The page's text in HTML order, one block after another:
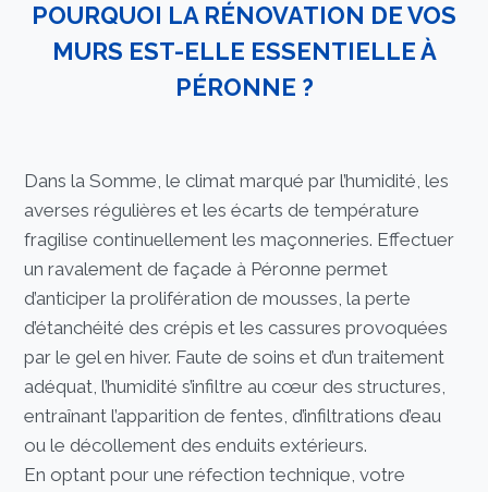
POURQUOI LA RÉNOVATION DE VOS
MURS EST-ELLE ESSENTIELLE À
PÉRONNE ?
Dans la Somme, le climat marqué par l’humidité, les
averses régulières et les écarts de température
fragilise continuellement les maçonneries. Effectuer
un ravalement de façade à Péronne permet
d’anticiper la prolifération de mousses, la perte
d’étanchéité des crépis et les cassures provoquées
par le gel en hiver. Faute de soins et d’un traitement
adéquat, l’humidité s’infiltre au cœur des structures,
entraînant l’apparition de fentes, d’infiltrations d’eau
ou le décollement des enduits extérieurs.
En optant pour une réfection technique, votre